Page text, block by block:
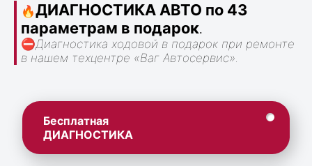
🔥ДИАГНОСТИКА АВТО по 43
параметрам в подарок.
⛔Диагностика ходовой в подарок при ремонте
в нашем техцентре «Ваг Автосервис».
Бесплатная
ДИАГНОСТИКА